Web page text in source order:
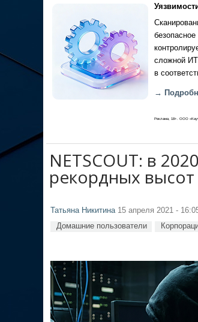
сложной
в
→
Реклама, 18+. ООО
NETSCOUT: в
рекордных высот
Татьяна Никитина15 апреля 2021 -
Домашние пользователи